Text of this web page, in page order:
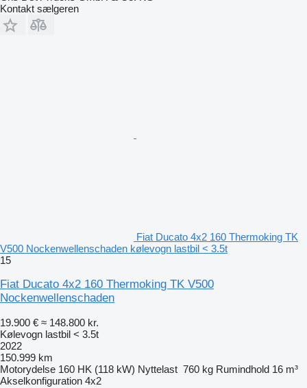
Kontakt sælgeren
Fiat Ducato 4x2 160 Thermoking TK
V500 Nockenwellenschaden kølevogn lastbil < 3.5t
15
Fiat Ducato 4x2 160 Thermoking TK V500
Nockenwellenschaden
19.900 € ≈ 148.800 kr.
Kølevogn lastbil < 3.5t
2022
150.999 km
Motorydelse 160 HK (118 kW) Nyttelast 760 kg Rumindhold 16 m³
Akselkonfiguration 4x2